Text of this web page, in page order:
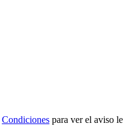
Condiciones para ver el aviso